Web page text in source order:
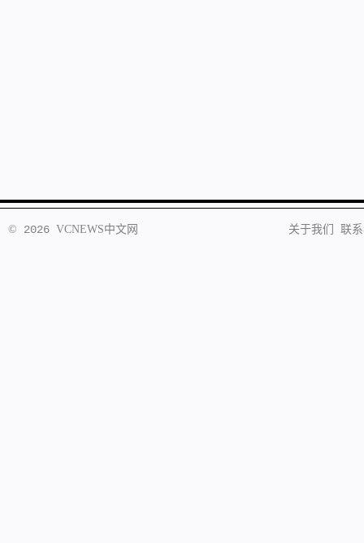
© 2026 VCNEWS中文网 关于我们 联